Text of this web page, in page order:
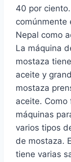
40 por
comúnmente
Nepal como
La máquina
mostaza
aceite y
mostaza
aceite.
máquinas
varios tipos
de mostaza.
tiene varias